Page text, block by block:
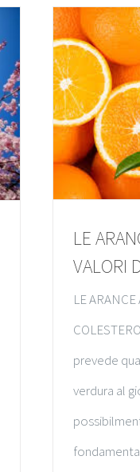
LE
VALORI
LE
prevede
verdura al